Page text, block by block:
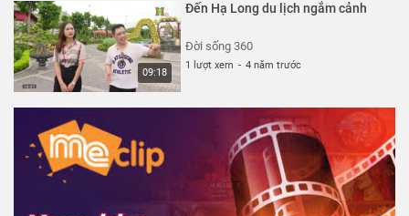
09:18
Đến Hạ Long du lịch ngắm cảnh
Đời sống 360
1 lượt xem - 4 năm trước